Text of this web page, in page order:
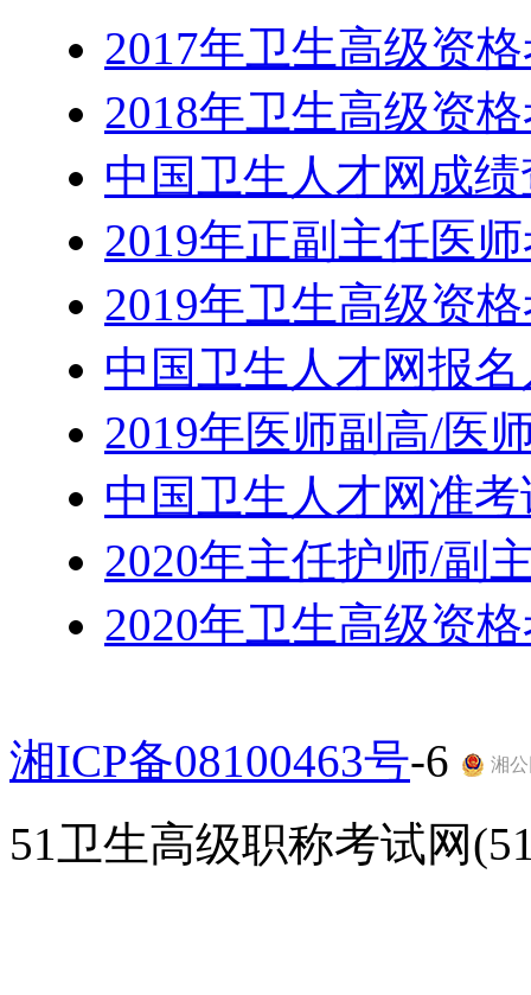
2017年卫生高级资
2018年卫生高级资
中国卫生人才网成
2019年正副主任医
2019年卫生高级资
中国卫生人才网报
2019年医师副高/医
中国卫生人才网准
2020年主任护师/副
2020年卫生高级资
湘ICP备08100463号-6 湘公
51卫生高级职称考试网